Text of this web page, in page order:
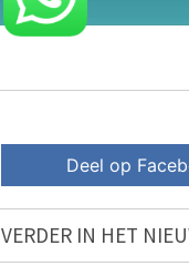
Deel op
VERDER IN HET